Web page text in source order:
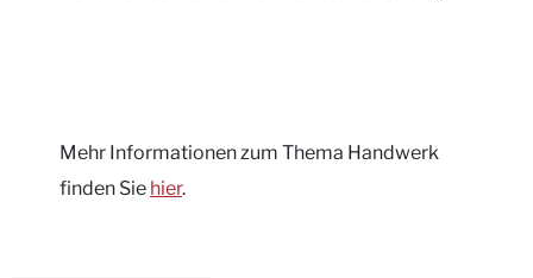
Mehr Informationen zum Thema Handwerk
finden Sie hier.